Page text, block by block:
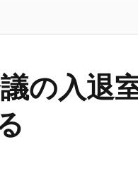
の入退